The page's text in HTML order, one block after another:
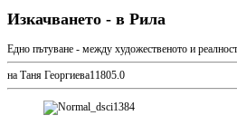
Изкачването - в Рила
Едно пътуване - между художественото и
на Таня Георгиева11805.0